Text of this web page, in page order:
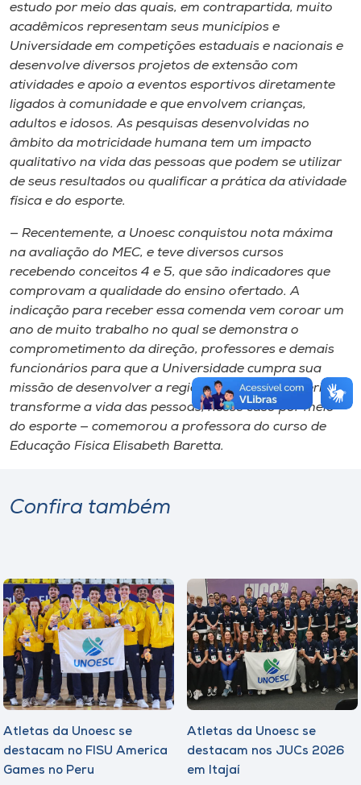
estudo por meio das quais, em contrapartida, muito
acadêmicos representam seus municípios e
Universidade em competições estaduais e nacionais e
desenvolve diversos projetos de extensão com
atividades e apoio a eventos esportivos diretamente
ligados à comunidade e que envolvem crianças,
adultos e idosos. As pesquisas desenvolvidas no
âmbito da motricidade humana tem um impacto
qualitativo na vida das pessoas que podem se utilizar
de seus resultados ou qualificar a prática da atividade
física e do esporte.
— Recentemente, a Unoesc conquistou nota máxima
na avaliação do MEC, e teve diversos cursos
recebendo conceitos 4 e 5, que são indicadores que
comprovam a qualidade do ensino ofertado. A
indicação para receber essa comenda vem coroar um
ano de muito trabalho no qual se demonstra o
comprometimento da direção, professores e demais
funcionários para que a Universidade cumpra sua
missão de desenvolver a região em que está inserida e
transforme a vida das pessoas, nesse caso por meio
do esporte — comemorou a professora do curso de
Educação Física Elisabeth Baretta.
Confira também
Atletas da Unoesc se
destacam no FISU America
Games no Peru
Atletas da Unoesc se
destacam nos JUCs 2026
em Itajaí